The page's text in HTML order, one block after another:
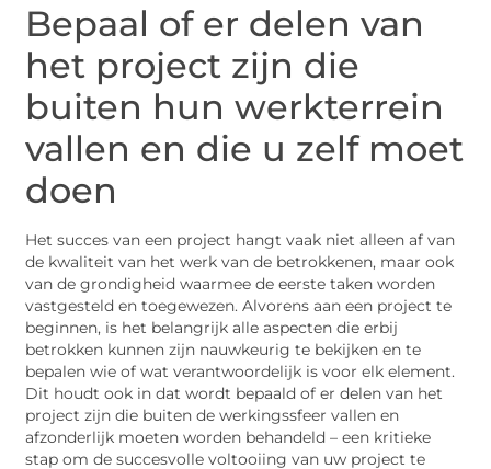
Bepaal of er delen van
het project zijn die
buiten hun werkterrein
vallen en die u zelf moet
doen
Het succes van een project hangt vaak niet alleen af van
de kwaliteit van het werk van de betrokkenen, maar ook
van de grondigheid waarmee de eerste taken worden
vastgesteld en toegewezen. Alvorens aan een project te
beginnen, is het belangrijk alle aspecten die erbij
betrokken kunnen zijn nauwkeurig te bekijken en te
bepalen wie of wat verantwoordelijk is voor elk element.
Dit houdt ook in dat wordt bepaald of er delen van het
project zijn die buiten de werkingssfeer vallen en
afzonderlijk moeten worden behandeld – een kritieke
stap om de succesvolle voltooiing van uw project te